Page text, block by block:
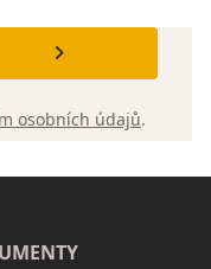
osobních údajů.